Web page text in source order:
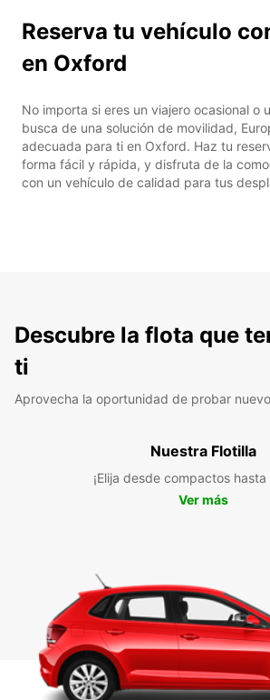
Reserva tu vehículo
en Oxford
No importa si eres un viajero ocasional o
busca de una solución de movilidad,
adecuada para ti en Oxford. Haz tu
forma fácil y rápida, y disfruta de la
con un vehículo de calidad para tus
Descubre la flota que
ti
Aprovecha la oportunidad de probar
Nuestra Flotilla
¡Elija desde compactos hasta
Ver más